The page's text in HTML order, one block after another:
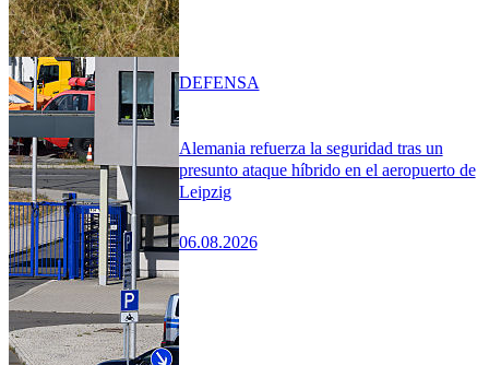
Alemania refuerza la seguridad tras un
presunto ataque híbrido en el aeropuerto de
Leipzig
06.08.2026
DEFENSA